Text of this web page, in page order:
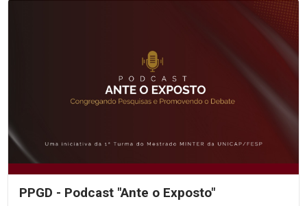
PPGD - Podcast "Ante o Exposto"